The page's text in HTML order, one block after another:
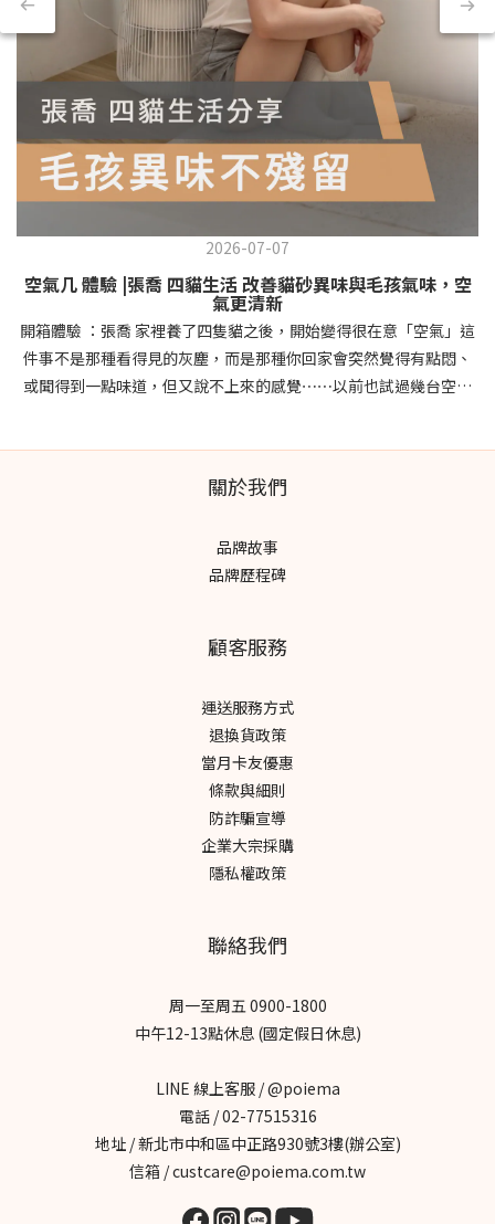
2026-07-07
空氣几 體驗 |張喬 四貓生活 改善貓砂異味與毛孩氣味，空
氣更清新
開箱體驗 ：張喬 家裡養了四隻貓之後，開始變得很在意「空氣」這
件事不是那種看得見的灰塵，而是那種你回家會突然覺得有點悶、
或聞得到一點味道，但又說不上來的感覺⋯⋯以前也試過幾台空氣
實比想像中簡單很多 而且家裡最有感的幾個地方： 貓砂味道比較不
具，不會有突兀的空氣清淨機家電感 它有多種模式可設定自動模
式：平常放著讓它自己調整睡眠模式：晚上運轉很安靜， 幾乎沒有
它不需要你去習慣機器，而是自然融入生活 最棒的是 #UV光觸媒設
計 抑菌還能有效除臭有時貓咪窩在旁邊睡著 或是 貓砂盆剛上完廁所
一部分 文章出處：
https://www.facebook.com/share/p/1bDAi7unci/ 延伸閱讀 | 新
氣几空氣淨化器 達人體驗文杰Mr.Jay｜養貓也能享受好空氣，改善
過敏困擾響鈴｜24H守護居家好空氣，貓砂異味自動淨化三寶媽小軒
育兒日常｜守護全家呼吸健康，打造安心育兒空間星星家的日記｜
提升居家空氣品質，打造舒適生活空間Cynthia質感生活｜美型空氣
清淨機，兼顧美感與空氣品質迷途艾比｜實測可水洗濾網設計，省
WENWEN文文｜智慧淨化空氣，一鍵打造清新居家ALMA艾瑪｜養
庭﹑有效過濾毛塵柴犬皮皮｜換毛期有感，毛髮氣味一次解決梅根
沒梗｜守護孩子呼吸，在意每一口空氣啾啾CHUCHU｜不想多花冤
枉錢，水洗濾網更省事番茄媽咪｜告別濾網煩惱，清潔更輕鬆肉桂
打噴嚏｜料理氣味困擾，分解效果有感柴犬七仙女｜多毛家庭適
用，全方位淨化斑斑｜多貓家庭必備，有效改善異味艾莉絲｜過敏
族救星，呼吸更舒適
關於我們
品牌故事
品牌歷程碑
顧客服務
運送服務方式
退換貨政策
當月卡友優惠
條款與細則
防詐騙宣導
企業大宗採購
隱私權政策
聯絡我們
周一至周五 0900-1800
中午12-13點休息 (國定假日休息)
LINE 線上客服 / @poiema
電話 / 02-77515316
地址 / 新北市中和區中正路930號3樓(辦公室)
信箱 / custcare@poiema.com.tw